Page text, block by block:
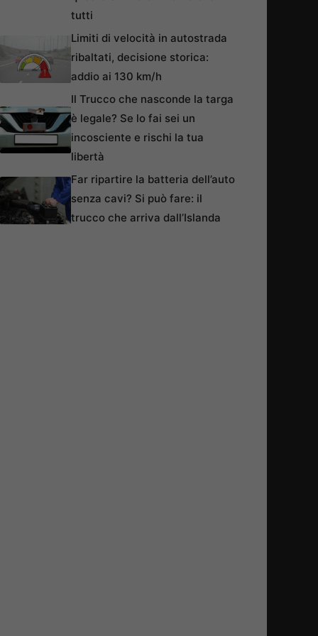
tutti
Limiti di velocità in autostrada
ribaltati, decisione storica:
addio ai 130 km/h
Il Trucco che nasconde la targa
è legale? Se lo fai sei un
incosciente e rischi la tua
libertà
Far ripartire la batteria dell’auto
senza cavi? Si può fare: il
trucco che arriva dall’Islanda